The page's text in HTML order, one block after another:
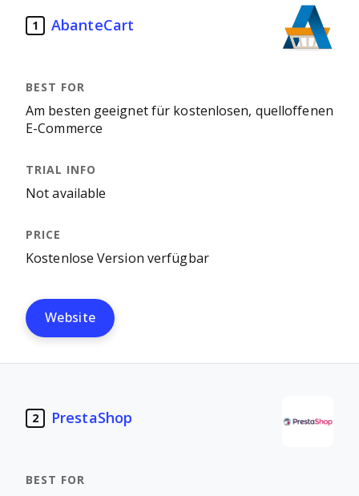
1 AbanteCart
Am besten geeignet für kostenlosen, quelloffenen
E-Commerce
Not available
Kostenlose Version verfügbar
Website
2 PrestaShop